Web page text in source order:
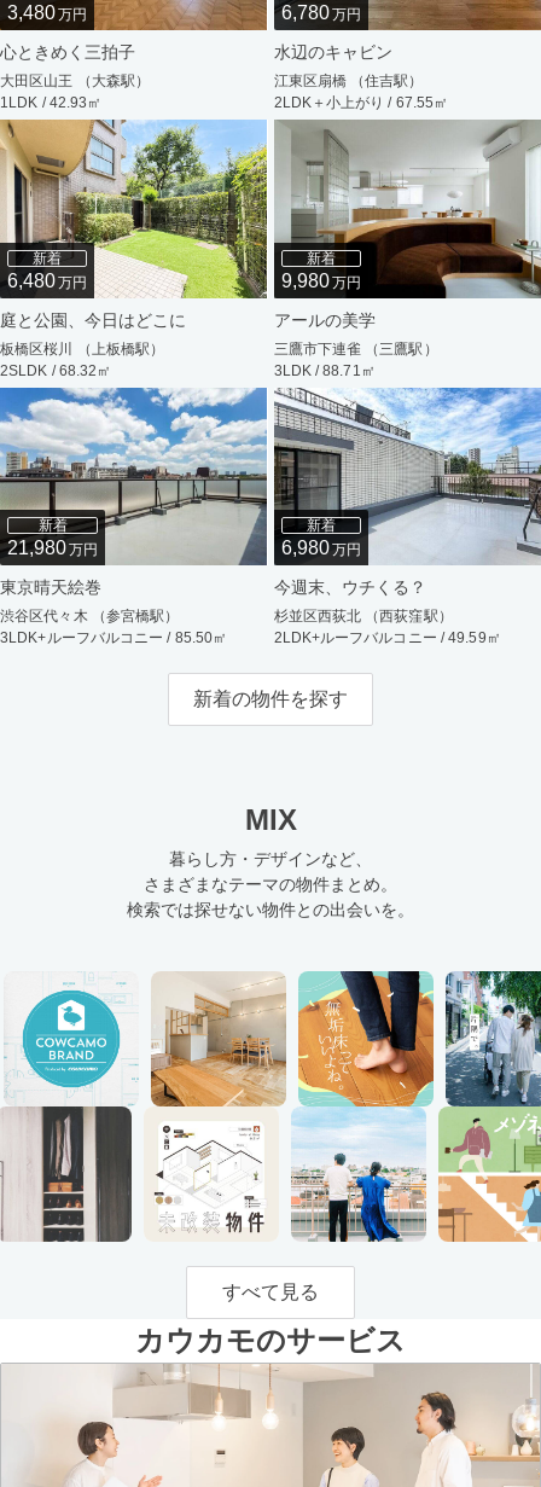
3,480万円
心ときめく三拍子
大田区山王 （大森駅）
1LDK / 42.93㎡
6,780万円
水辺のキャビン
江東区扇橋 （住吉駅）
2LDK＋小上がり / 67.55㎡
新着
6,480万円
庭と公園、今日はどこに
板橋区桜川 （上板橋駅）
2SLDK / 68.32㎡
新着
9,980万円
アールの美学
三鷹市下連雀 （三鷹駅）
3LDK / 88.71㎡
新着
21,980万円
東京晴天絵巻
渋谷区代々木 （参宮橋駅）
3LDK+ルーフバルコニー / 85.50㎡
新着
6,980万円
今週末、ウチくる？
杉並区西荻北 （西荻窪駅）
2LDK+ルーフバルコニー / 49.59㎡
新着の物件を探す
MIX
暮らし方・デザインなど、
さまざまなテーマの物件まとめ。
検索では探せない物件との出会いを。
すべて見る
カウカモのサービス